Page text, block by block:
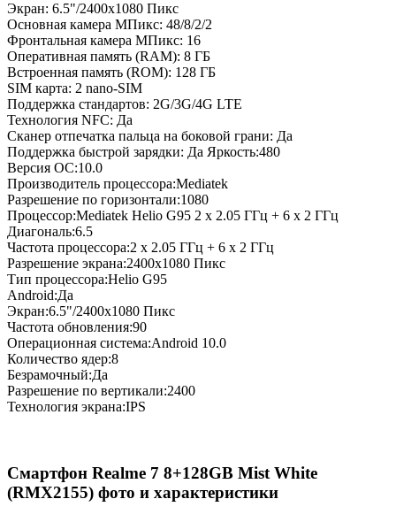
Экран: 6.5"/2400x1080 Пикс
Основная камера МПикс: 48/8/2/2
Фронтальная камера МПикс: 16
Оперативная память (RAM): 8 ГБ
Встроенная память (ROM): 128 ГБ
SIM карта: 2 nano-SIM
Поддержка стандартов: 2G/3G/4G LTE
Технология NFC: Да
Сканер отпечатка пальца на боковой грани: Да
Поддержка быстрой зарядки: Да Яркость:480
Версия ОС:10.0
Производитель процессора:Mediatek
Разрешение по горизонтали:1080
Процессор:Mediatek Helio G95 2 x 2.05 ГГц + 6 x 2 ГГц
Диагональ:6.5
Частота процессора:2 x 2.05 ГГц + 6 x 2 ГГц
Разрешение экрана:2400x1080 Пикс
Тип процессора:Helio G95
Android:Да
Экран:6.5"/2400x1080 Пикс
Частота обновления:90
Операционная система:Android 10.0
Количество ядер:8
Безрамочный:Да
Разрешение по вертикали:2400
Технология экрана:IPS
Смартфон Realme 7 8+128GB Mist White
(RMX2155) фото и характеристики